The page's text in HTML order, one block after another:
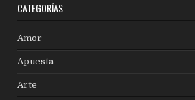
CATEGORÍAS
Amor
Apuesta
Arte